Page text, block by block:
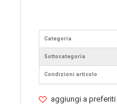
Categoria
Sottocategoria
Condizioni articolo
aggiungi a preferiti